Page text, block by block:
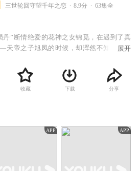
三世轮回守望千年之恋 8.9分 63集全
丹”断情绝爱的花神之女锦觅，在遇到了真
帝之子旭凤的时候，却浑然不知爱情为
谋划争夺天帝之位，却不知不觉中也已爱
不可自拔，却不能停止利用她。而当锦觅
会将旭凤一刀毙命之时，才终于吐出“陨
和润玉中间，最终魂飞而幻化成了旭凤眼
展开
收藏 下载 分享
APP APP